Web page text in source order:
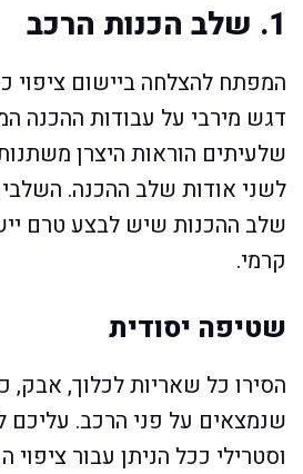
1. שלב הכנות הרכב
המפתח להצלחה ביישום ציפוי
דגש מירבי על עבודות ההכנה
שלעיתים הוראות היצרן
לשני אודות שלב ההכנה.
שלב ההכנות שיש לבצע טרם
קרמי.
שטיפה יסודית
הסירו כל שאריות לכלוך, אבק,
שנמצאים על פני הרכב. עליכם
וסטרילי ככל הניתן עבור ציפוי